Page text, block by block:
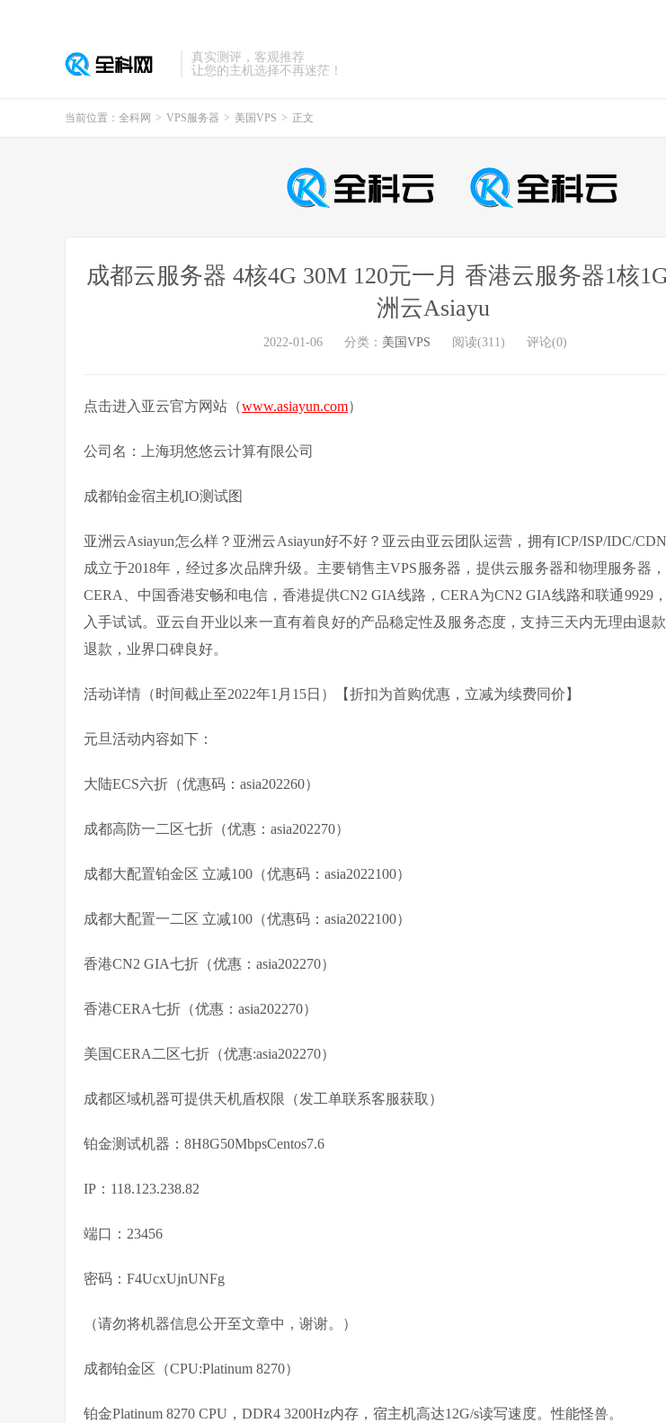
真实测评，客观推荐
让您的主机选择不再迷茫！
当前位置： 全科网 > VPS服务器 > 美国VPS > 正文
成都云服务器 4核4G 30M 120元一月 香港云服务器1核
洲云Asiayu
2022-01-06 分类： 美国VPS 阅读(311) 评论(0)
点击进入亚云官方网站（www.asiayun.com）
公司名：上海玥悠悠云计算有限公司
成都铂金宿主机IO测试图
亚洲云Asiayun怎么样？亚洲云Asiayun好不好？亚云由亚云团队运营，拥有ICP/ISP/IDC/
成立于2018年，经过多次品牌升级。主要销售主VPS服务器，提供云服务器和物理服务器
CERA、中国香港安畅和电信，香港提供CN2 GIA线路，CERA为CN2 GIA线路和联通9929
入手试试。亚云自开业以来一直有着良好的产品稳定性及服务态度，支持三天内无理由退
退款，业界口碑良好。
活动详情（时间截止至2022年1月15日）【折扣为首购优惠，立减为续费同价】
元旦活动内容如下：
大陆ECS六折（优惠码：asia202260）
成都高防一二区七折（优惠：asia202270）
成都大配置铂金区 立减100（优惠码：asia2022100）
成都大配置一二区 立减100（优惠码：asia2022100）
香港CN2 GIA七折（优惠：asia202270）
香港CERA七折（优惠：asia202270）
美国CERA二区七折（优惠:asia202270）
成都区域机器可提供天机盾权限（发工单联系客服获取）
铂金测试机器：8H8G50MbpsCentos7.6
IP：118.123.238.82
端口：23456
密码：F4UcxUjnUNFg
（请勿将机器信息公开至文章中，谢谢。）
成都铂金区（CPU:Platinum 8270）
铂金Platinum 8270 CPU，DDR4 3200Hz内存，宿主机高达12G/s读写速度。性能怪兽。